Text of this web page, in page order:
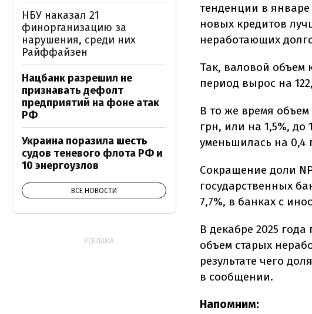
тенденции в январе
новых кредитов
неработающих
Так, валовой объем
период вырос на
В то же время
грн, или на 1,5%, до
уменьшилась на 0,4
Сокращение доли
государственных
7,7%, в банках с
В декабре 2025
объем старых
результате чего
в сообщении.
Напомним:
НБУ наказал 21
финорганизацию за
нарушения, среди них
Райффайзен
Нацбанк разрешил не
признавать дефолт
предприятий на фоне атак
РФ
Украина поразила шесть
судов теневого флота РФ и
10 энергоузлов
ВСЕ НОВОСТИ
РЕКЛАМА: